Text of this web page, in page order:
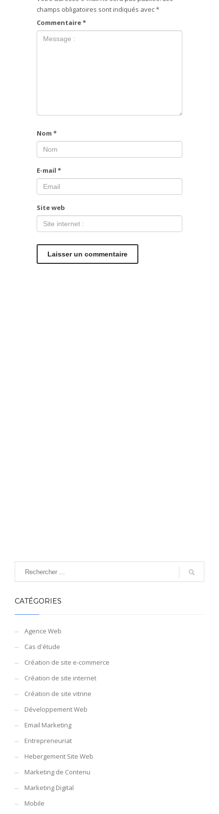
champs obligatoires sont indiqués avec*
Commentaire*
Nom *
E-mail *
Site web
CATÉGORIES
Agence Web
Cas d'étude
Création de site e-commerce
Création de site internet
Création de site vitrine
Développement Web
Email Marketing
Entrepreneuriat
Hebergement Site Web
Marketing de Contenu
Marketing Digital
Mobile